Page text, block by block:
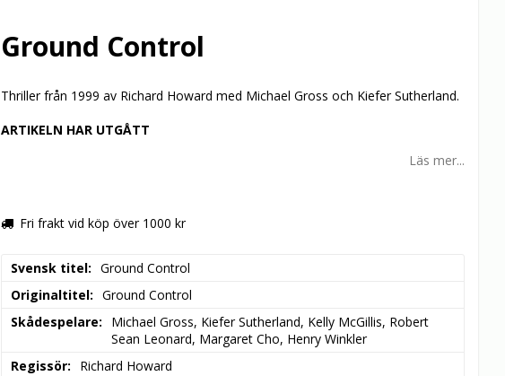
Ground Control
Thriller från 1999 av Richard Howard med Michael Gross och Kiefer Sutherland.
ARTIKELN HAR UTGÅTT
Läs mer...
Fri frakt vid köp över 1000 kr
Svensk titel
Ground Control
Originaltitel
Ground Control
Skådespelare
Michael Gross, Kiefer Sutherland, Kelly McGillis, Robert
Sean Leonard, Margaret Cho, Henry Winkler
Regissör
Richard Howard